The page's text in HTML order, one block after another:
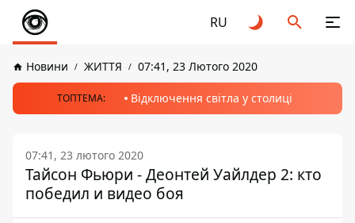
RU
Новини ЖИТТЯ 07:41, 23 Лютого 2020
ТОПТЕМА: Відключення світла у столиці
07:41, 23 лютого 2020
Тайсон Фьюри - Деонтей Уайлдер 2: кто
победил и видео боя